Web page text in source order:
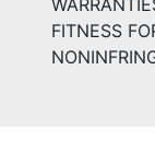
FITNESS